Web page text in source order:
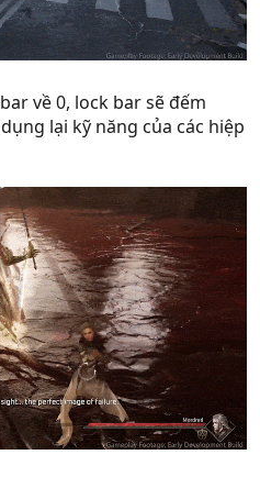
về 0, lock bar sẽ đếm
lại kỹ năng của các hiệp